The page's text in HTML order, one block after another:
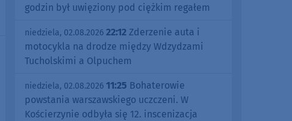
godzin był uwięziony pod ciężkim regałem
niedziela, 02.08.2026 22:12 Zderzenie auta i
motocykla na drodze między Wdzydzami
Tucholskimi a Olpuchem
niedziela, 02.08.2026 11:25 Bohaterowie
powstania warszawskiego uczczeni. W
Kościerzynie odbyła się 12. inscenizacja